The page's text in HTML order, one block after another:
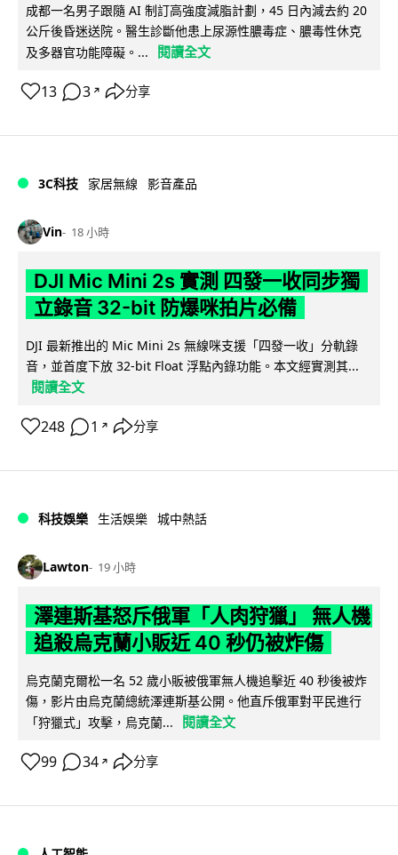
成都一名男子跟隨 AI 制訂高強度減脂計劃，45 日內減去約 20
公斤後昏迷送院。醫生診斷他患上尿源性膿毒症、膿毒性休克
及多器官功能障礙。...
閱讀全文
13 3 ↗ 分享
3C科技 家居無線 影音產品
Vin 18 小時
DJI Mic Mini 2s 實測 四發一收同步獨
立錄音 32-bit 防爆咪拍片必備
DJI 最新推出的 Mic Mini 2s 無線咪支援「四發一收」分軌錄
音，並首度下放 32-bit Float 浮點內錄功能。本文經實測其...
閱讀全文
248 1 ↗ 分享
科技娛樂 生活娛樂 城中熱話
Lawton 19 小時
澤連斯基怒斥俄軍「人肉狩獵」 無人機
追殺烏克蘭小販近 40 秒仍被炸傷
烏克蘭克爾松一名 52 歲小販被俄軍無人機追擊近 40 秒後被炸
傷，影片由烏克蘭總統澤連斯基公開。他直斥俄軍對平民進行
「狩獵式」攻擊，烏克蘭...
閱讀全文
99 34 ↗ 分享